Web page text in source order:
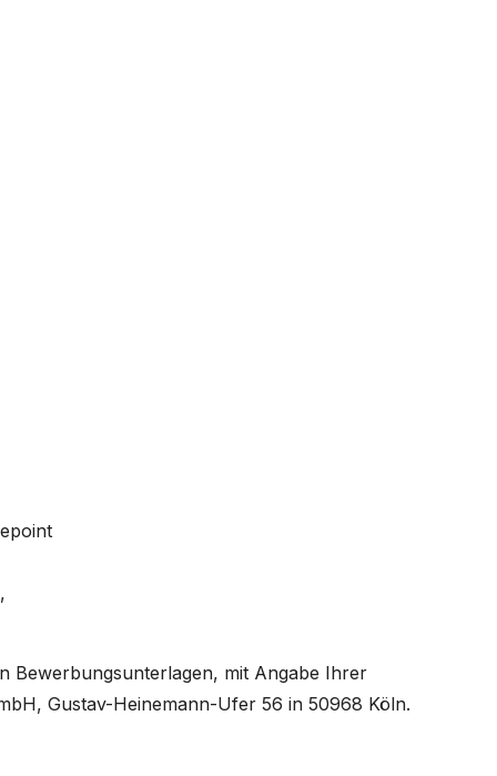
Bewerbungsunterlagen, mit Angabe Ihrer
Gustav-Heinemann-Ufer 56 in 50968 Köln.